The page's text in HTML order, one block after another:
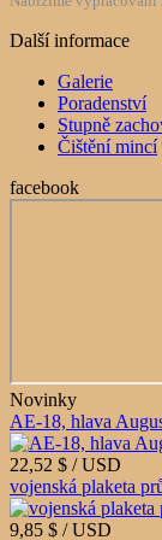
Další informace
Galerie
Poradenství
Stupně
Čištění mincí
facebook
Novinky
AE-18, hlava
22,52 $ / USD
vojenská plaketa
9,85 $ / USD